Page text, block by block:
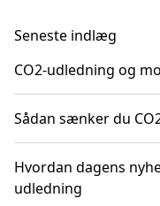
Seneste indlæg
CO2-udledning og
Sådan sænker du
Hvordan dagens
udledning